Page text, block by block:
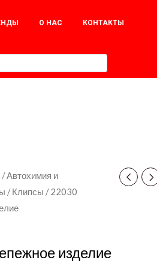
О НАС КОНТАКТЫ
/Автохимия и
/Клипсы / 22030
изделие